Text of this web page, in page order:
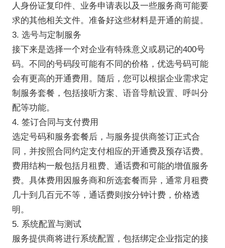
人身份证复印件、业务申请表以及一些服务商可能要
求的其他相关文件。准备好这些材料是开通的前提。
3. 选号与定制服务
接下来是选择一个对企业有特殊意义或易记的400号
码。不同的号码段可能有不同的价格，优选号码可能
会有更高的开通费用。随后，您可以根据企业需求定
制服务套餐，包括接听方案、语音导航设置、呼叫分
配等功能。
4. 签订合同与支付费用
选定号码和服务套餐后，与服务提供商签订正式合
同，并按照合同约定支付相应的开通费及预存话费。
费用结构一般包括月租费、通话费和可能的增值服务
费。具体费用因服务商和所选套餐而异，通常月租费
几十到几百元不等，通话费则按分钟计费，价格透
明。
5. 系统配置与测试
服务提供商将进行系统配置，包括绑定企业指定的接